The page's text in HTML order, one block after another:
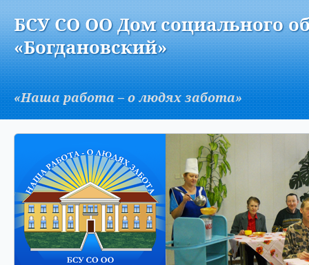
AБСУ СО ОО Дом социального
«Богдановский»
«Наша работа – о людях забота»